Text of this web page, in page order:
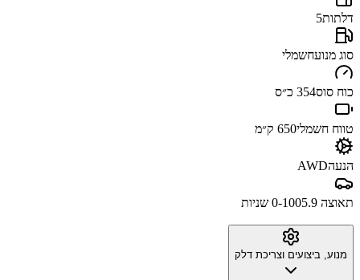
דלתות5
סוג מנועחשמלי
כוח סוס354 כ״ס
טווח חשמלי650 ק״מ
הנעהAWD
תאוצה 0-100 5.9 שניות
מנוע, ביצועים וצריכת דלק